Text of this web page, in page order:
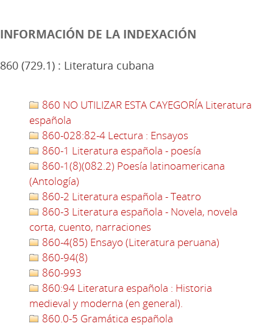
INFORMACIÓN DE LA INDEXACIÓN
860 (729.1) : Literatura cubana
860 NO UTILIZAR ESTA CAYEGORÍA Literatura
española
860-028:82-4 Lectura : Ensayos
860-1 Literatura española - poesía
860-1(8)(082.2) Poesía latinoamericana
(Antología)
860-2 Literatura española - Teatro
860-3 Literatura española - Novela, novela
corta, cuento, narraciones
860-4(85) Ensayo (Literatura peruana)
860-94(8)
860-993
860:94 Literatura española : Historia
medieval y moderna (en general).
860.0-5 Gramática española